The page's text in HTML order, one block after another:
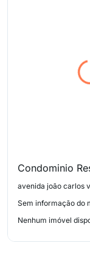
Sem informação do
Nenhum imóvel